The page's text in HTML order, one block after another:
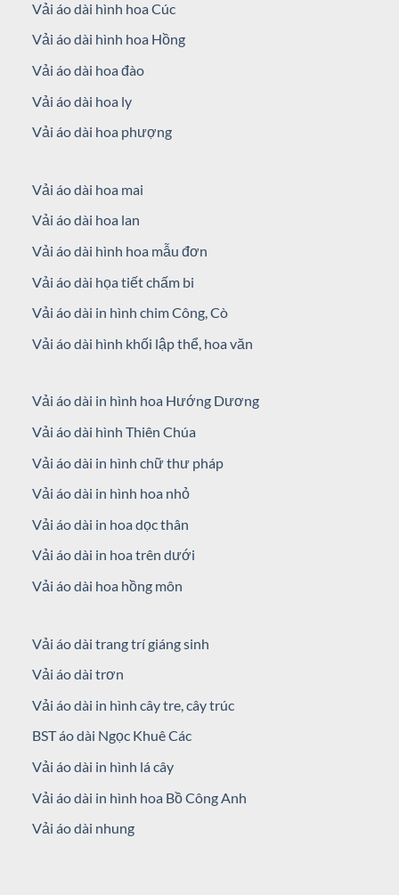
Vải áo dài hình hoa Cúc
Vải áo dài hình hoa Hồng
Vải áo dài hoa đào
Vải áo dài hoa ly
Vải áo dài hoa phượng
Vải áo dài hoa mai
Vải áo dài hoa lan
Vải áo dài hình hoa mẫu đơn
Vải áo dài họa tiết chấm bi
Vải áo dài in hình chim Công, Cò
Vải áo dài hình khối lập thể, hoa văn
Vải áo dài in hình hoa Hướng Dương
Vải áo dài hình Thiên Chúa
Vải áo dài in hình chữ thư pháp
Vải áo dài in hình hoa nhỏ
Vải áo dài in hoa dọc thân
Vải áo dài in hoa trên dưới
Vải áo dài hoa hồng môn
Vải áo dài trang trí giáng sinh
Vải áo dài trơn
Vải áo dài in hình cây tre, cây trúc
BST áo dài Ngọc Khuê Các
Vải áo dài in hình lá cây
Vải áo dài in hình hoa Bồ Công Anh
Vải áo dài nhung